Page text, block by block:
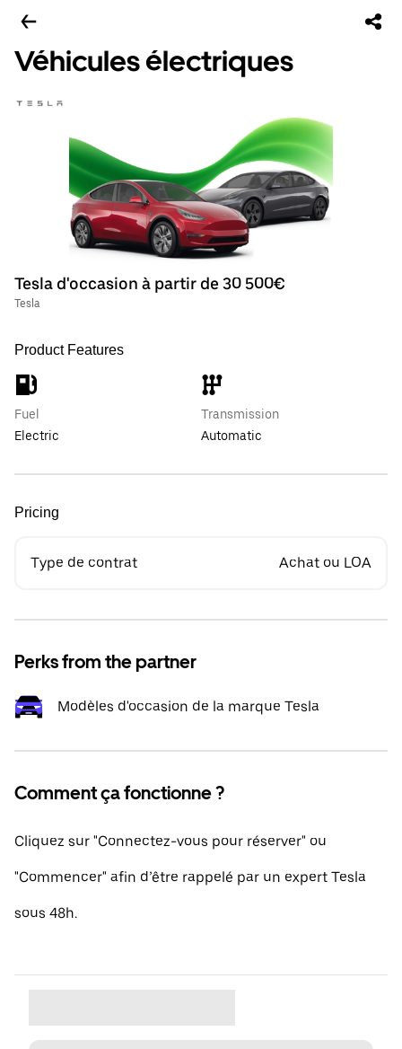
Véhicules électriques
Tesla d'occasion à partir de 30 500€
Tesla
Product Features
Fuel
Electric
Transmission
Automatic
Pricing
Type de contrat Achat ou LOA
Perks from the partner
Modèles d'occasion de la marque Tesla
Comment ça fonctionne ?
Cliquez sur "Connectez-vous pour réserver" ou
"Commencer" afin d’être rappelé par un expert Tesla
sous 48h.